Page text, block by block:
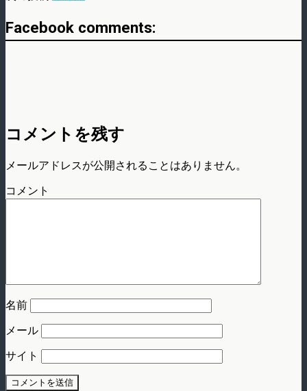
Facebook comments:
コメントを残す
メールアドレスが公開されることはありません。
コメント
名前
メール
サイト